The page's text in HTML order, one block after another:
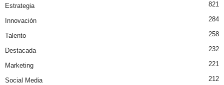
Estrategia 821
Innovación 284
Talento 258
Destacada 232
Marketing 221
Social Media 212